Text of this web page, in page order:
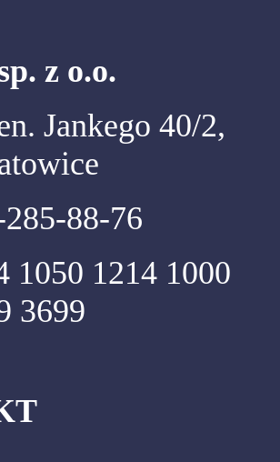
z o.o.
Jankego 40/2,
88-76
1050 1214 1000
3699